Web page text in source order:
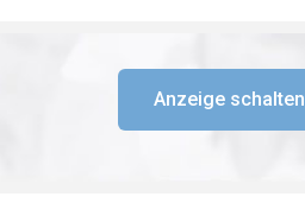
Anzeige schalten